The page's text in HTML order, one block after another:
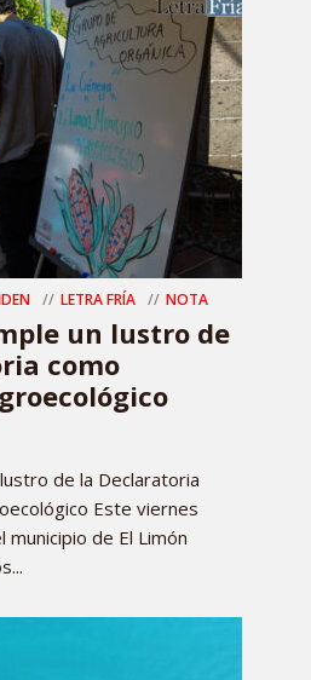
LETRA FRÍA NOTA
un lustro de
como
de la Declaratoria
Este viernes
de El Limón